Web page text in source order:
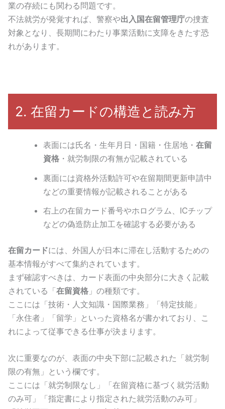
業の存続にも関わる問題です。
不法就労が発覚すれば、警察や出入国在留管理庁の捜査
対象となり、長期間にわたり事業活動に支障をきたす恐
れがあります。
2. 在留カードの構造と読み方
表面には氏名・生年月日・国籍・住居地・ 在留
資格・就労制限の有無が記載されている
裏面には資格外活動許可や在留期間更新申請中
などの重要情報が記載されることがある
右上の在留カード番号やホログラム、ICチップ
などの偽造防止加工を確認する必要がある
在留カードには、外国人が日本に滞在し活動するための
基本情報がすべて集約されています。
まず確認すべきは、カード表面の中央部分に大きく記載
されている「在留資格 」の種類です。
ここには「技術・人文知識・国際業務」「特定技能」
「永住者」「留学」といった資格名が書かれており、こ
れによって従事できる仕事が決まります。
次に重要なのが、表面の中央下部に記載された「就労制
限の有無」という欄です。
ここには「就労制限なし」「在留資格に基づく就労活動
のみ可」「指定書により指定された就労活動のみ可」